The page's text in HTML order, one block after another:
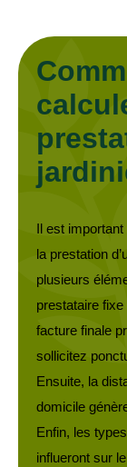
Il est
la prestation
plusieurs
prestataire fixe
facture finale
sollicitez
Ensuite, la
domicile
Enfin, les
influeront sur